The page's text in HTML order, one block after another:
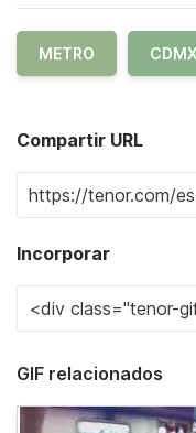
METRO CDMX
Compartir URL
Incorporar
GIF relacionados